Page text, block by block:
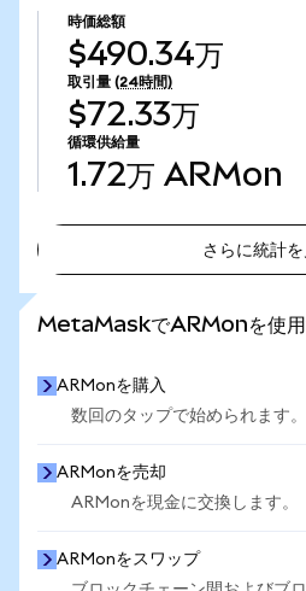
時価総額
$490.34万
取引量 (24時間)
$72.33万
循環供給量
1.72万 ARMon
さらに統計を
MetaMaskでARMonを使用
ARMonを購入
数回のタップで始められます。
ARMonを売却
ARMonを現金に交換します。
ARMonをスワップ